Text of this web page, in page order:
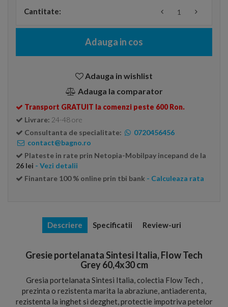
Cantitate:
Adauga in cos
Adauga in wishlist
Adauga la comparator
Transport GRATUIT la comenzi peste 600 Ron.
Livrare: 24-48 ore
Consultanta de specialitate:
0720456456
contact@bagno.ro
Plateste in rate prin Netopia-Mobilpay incepand de la
26 lei - Vezi detalii
Finantare 100 % online prin tbi bank - Calculeaza rata
Descriere Specificatii Review-uri
Gresie portelanata Sintesi Italia, Flow Tech
Grey 60,4x30 cm
Gresia portelanata Sintesi Italia, colectia Flow Tech ,
prezinta o rezistenta marita la abraziune, antiaderenta,
rezistenta la inghet si dezghet, protectie impotriva petelor